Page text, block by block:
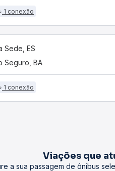
1 conexão
Sede, ES
Seguro, BA
1 conexão
Viações que
a sua passagem de ônibus